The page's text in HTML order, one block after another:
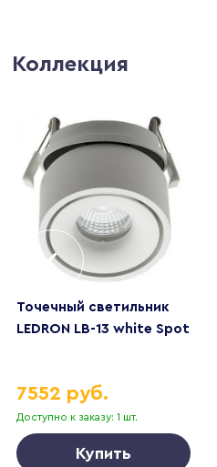
Коллекция
Точечный светильник
LEDRON LB-13 white Spot
Доступно к заказу: 1 шт.
7552 руб.
Купить